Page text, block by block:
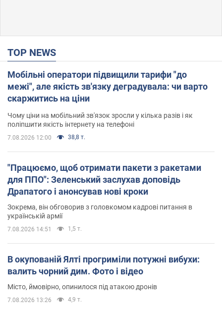
TOP NEWS
Мобільні оператори підвищили тарифи "до
межі", але якість зв'язку деградувала: чи варто
скаржитись на ціни
Чому ціни на мобільний зв'язок зросли у кілька разів і як
поліпшити якість інтернету на телефоні
7.08.2026 12:00 38,8 т.
"Працюємо, щоб отримати пакети з ракетами
для ППО": Зеленський заслухав доповідь
Драпатого і анонсував нові кроки
Зокрема, він обговорив з головкомом кадрові питання в
українській армії
7.08.2026 14:51 1,5 т.
В окупованій Ялті прогриміли потужні вибухи:
валить чорний дим. Фото і відео
Місто, ймовірно, опинилося під атакою дронів
7.08.2026 13:26 4,9 т.